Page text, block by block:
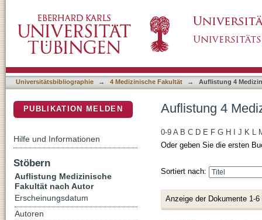
Universitätsbibliographie → 4 Medizinische Fakultät → Auflistung 4
Auflistung 4
0-9 A B C D E F G H J K L
Oder geben Sie die ersten
Sortiert nach:
Anzeige der Dokumente 1-6
PUBLIKATION MELDEN
Hilfe und Informationen
Stöbern
Auflistung Medizinische
Fakultät nach Autor
Erscheinungsdatum
Autoren